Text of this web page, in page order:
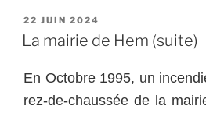
PUBLIÉ
LE
22 JUIN 2024
La mairie de Hem (suite)
En Octobre 1995, un
rez-de-chaussée de la